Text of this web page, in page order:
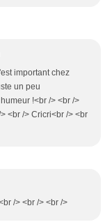
important chez
un peu
!<br /> <br />
<br /> Cricri<br /> <br
/> <br /> <br />